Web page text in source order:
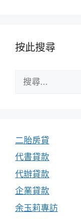
按此搜尋
尋:
二胎房貸
代書貸款
代辦貸款
企業貸款
余玉莉專訪